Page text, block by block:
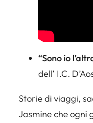
“Sono io
dell’ I.C.
Storie di viaggi,
Jasmine che ogni